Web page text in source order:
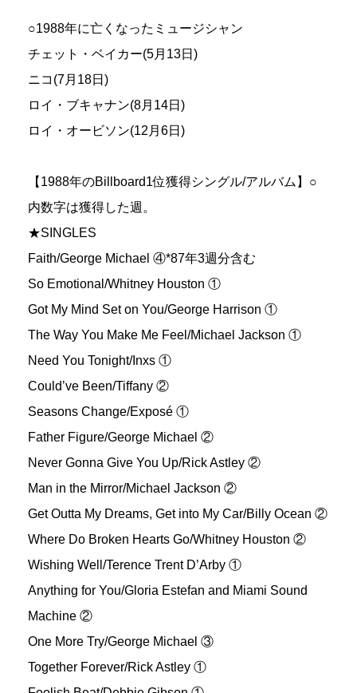
○1988年に亡くなったミュージシャン
チェット・ベイカー(5月13日)
ニコ(7月18日)
ロイ・ブキャナン(8月14日)
ロイ・オービソン(12月6日)
【1988年のBillboard1位獲得シングル/アルバム】○
内数字は獲得した週。
★SINGLES
Faith/George Michael ④*87年3週分含む
So Emotional/Whitney Houston ①
Got My Mind Set on You/George Harrison ①
The Way You Make Me Feel/Michael Jackson ①
Need You Tonight/Inxs ①
Could’ve Been/Tiffany ②
Seasons Change/Exposé ①
Father Figure/George Michael ②
Never Gonna Give You Up/Rick Astley ②
Man in the Mirror/Michael Jackson ②
Get Outta My Dreams, Get into My Car/Billy Ocean ②
Where Do Broken Hearts Go/Whitney Houston ②
Wishing Well/Terence Trent D’Arby ①
Anything for You/Gloria Estefan and Miami Sound
Machine ②
One More Try/George Michael ③
Together Forever/Rick Astley ①